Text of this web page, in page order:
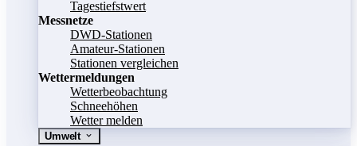
Tagestiefstwert
Messnetze
DWD-Stationen
Amateur-Stationen
Stationen vergleichen
Wettermeldungen
Wetterbeobachtung
Schneehöhen
Wetter melden
Umwelt